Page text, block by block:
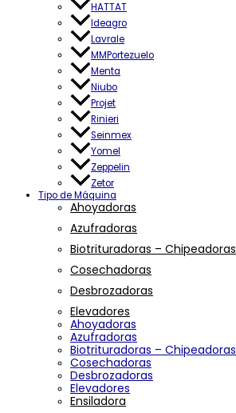
HATTAT
Ideagro
Lavrale
MMPortezuelo
Menta
Niubo
Projet
Rinieri
Seinmex
Yomel
Zeppelin
Zetor
Tipo de Máquina
Ahoyadoras
Azufradoras
Biotrituradoras – Chipeadoras
Cosechadoras
Desbrozadoras
Elevadores
Ahoyadoras
Azufradoras
Biotrituradoras – Chipeadoras
Cosechadoras
Desbrozadoras
Elevadores
Ensiladora